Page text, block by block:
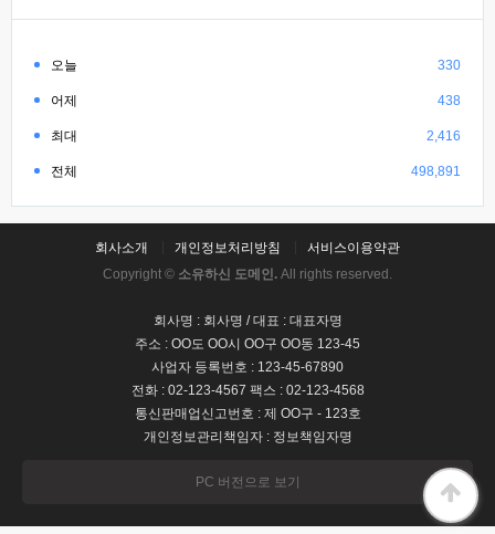
오늘 330
어제 438
최대 2,416
전체 498,891
회사소개 개인정보처리방침
서비스이용약관
Copyright © 소유하신 도메인. All rights reserved.
회사명 : 회사명 / 대표 : 대표자명
주소 : OO도 OO시 OO구 OO동 123-45
사업자 등록번호 : 123-45-67890
전화 : 02-123-4567 팩스 : 02-123-4568
통신판매업신고번호 : 제 OO구 - 123호
개인정보관리책임자 : 정보책임자명
PC 버전으로 보기